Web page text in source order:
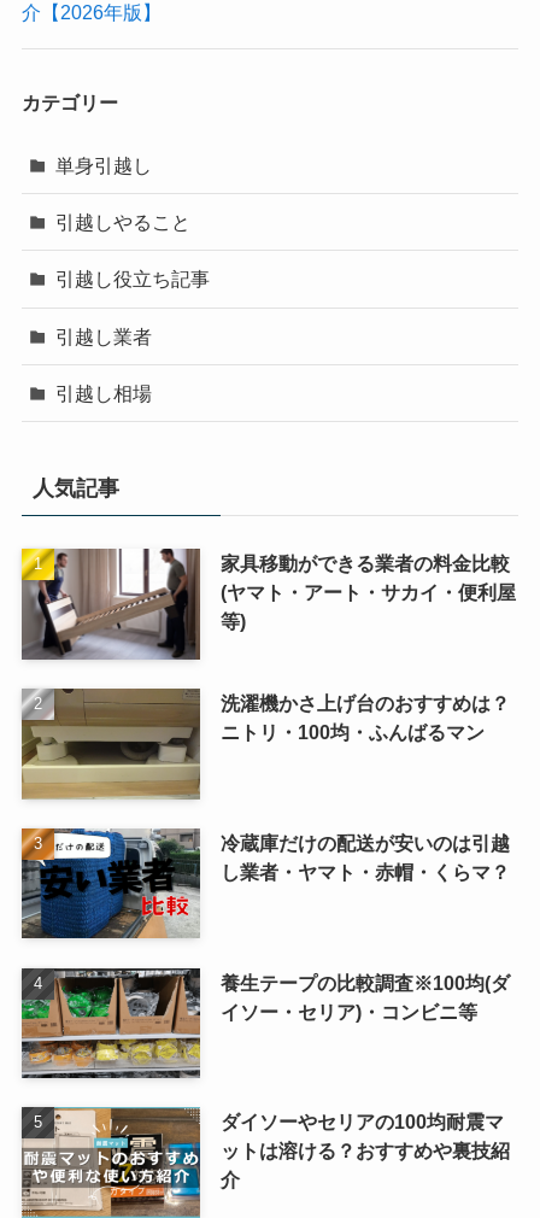
介【2026年版】
カテゴリー
単身引越し
引越しやること
引越し役立ち記事
引越し業者
引越し相場
人気記事
家具移動ができる業者の料金比較
(ヤマト・アート・サカイ・便利屋
等)
洗濯機かさ上げ台のおすすめは？
ニトリ・100均・ふんばるマン
冷蔵庫だけの配送が安いのは引越
し業者・ヤマト・赤帽・くらマ？
養生テープの比較調査※100均(ダ
イソー・セリア)・コンビニ等
ダイソーやセリアの100均耐震マ
ットは溶ける？おすすめや裏技紹
介